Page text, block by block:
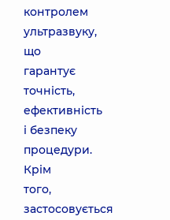
контролем
ультразвуку,
що
гарантує
точність,
ефективність
і безпеку
процедури.
Крім
того,
застосовується